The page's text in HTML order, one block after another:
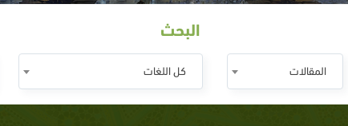
البحث
المقالات كل اللغات